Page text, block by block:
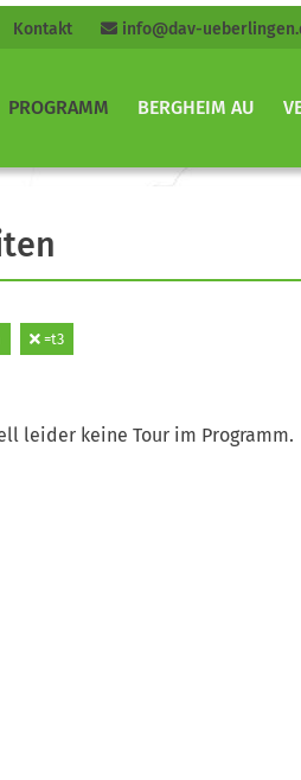
Kontakt info@dav-
PROGRAMM BERGHEIM AU
=t3
leider keine Tour im Programm.